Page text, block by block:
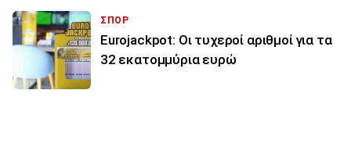
ΣΠΟΡ
Eurojackpot: Οι τυχεροί αριθμοί για τα
32 εκατoμμύρια ευρώ